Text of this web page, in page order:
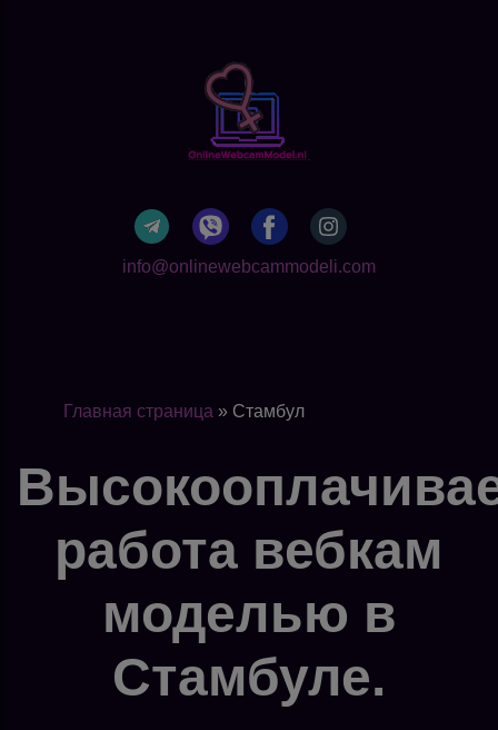
info@onlinewebcammodeli.com
Главная страница » Стамбул
работа вебкам
моделью в
Стамбуле.